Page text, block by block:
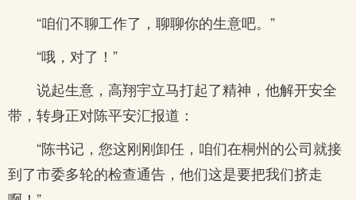
“咱们不聊工作了，聊聊你的生意吧。”
“哦，对了！”
说起生意，高翔宇立马打起了精神，他解开安全
带，转身正对陈平安汇报道：
“陈书记，您这刚刚卸任，咱们在桐州的公司就接
到了市委多轮的检查通告，他们这是要把我们挤走